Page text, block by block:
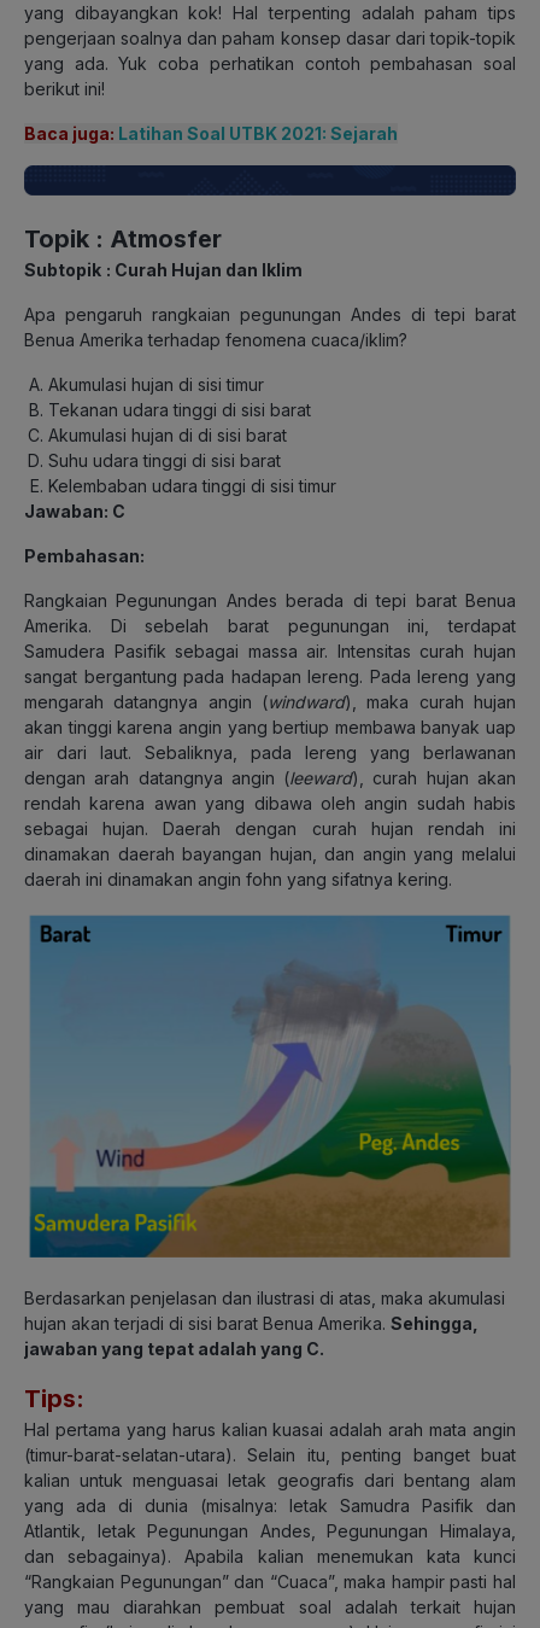
yang dibayangkan kok! Hal terpenting adalah paham tips
pengerjaan soalnya dan paham konsep dasar dari topik-topik
yang ada. Yuk coba perhatikan contoh pembahasan soal
berikut ini!
Baca juga: Latihan Soal UTBK 2021: Sejarah
Topik : Atmosfer
Subtopik : Curah Hujan dan Iklim
Apa pengaruh rangkaian pegunungan Andes di tepi barat
Benua Amerika terhadap fenomena cuaca/iklim?
Akumulasi hujan di sisi timur
Tekanan udara tinggi di sisi barat
Akumulasi hujan di di sisi barat
Suhu udara tinggi di sisi barat
Kelembaban udara tinggi di sisi timur
Jawaban: C
Pembahasan:
Rangkaian Pegunungan Andes berada di tepi barat Benua
Amerika. Di sebelah barat pegunungan ini, terdapat
Samudera Pasifik sebagai massa air. Intensitas curah hujan
sangat bergantung pada hadapan lereng. Pada lereng yang
mengarah datangnya angin (windward), maka curah hujan
akan tinggi karena angin yang bertiup membawa banyak uap
air dari laut. Sebaliknya, pada lereng yang berlawanan
dengan arah datangnya angin (leeward), curah hujan akan
rendah karena awan yang dibawa oleh angin sudah habis
sebagai hujan. Daerah dengan curah hujan rendah ini
dinamakan daerah bayangan hujan, dan angin yang melalui
daerah ini dinamakan angin fohn yang sifatnya kering.
Berdasarkan penjelasan dan ilustrasi di atas, maka akumulasi
hujan akan terjadi di sisi barat Benua Amerika. Sehingga,
jawaban yang tepat adalah yang C.
Tips:
Hal pertama yang harus kalian kuasai adalah arah mata angin
(timur-barat-selatan-utara). Selain itu, penting banget buat
kalian untuk menguasai letak geografis dari bentang alam
yang ada di dunia (misalnya: letak Samudra Pasifik dan
Atlantik, letak Pegunungan Andes, Pegunungan Himalaya,
dan sebagainya). Apabila kalian menemukan kata kunci
“Rangkaian Pegunungan” dan “Cuaca”, maka hampir pasti hal
yang mau diarahkan pembuat soal adalah terkait hujan